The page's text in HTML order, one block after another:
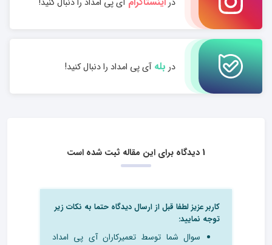
در بلهآی پی امداد را دنبال کنید!
1 دیدگاه برای این مقاله ثبت شده است
کاربر عزیز لطفا قبل از ارسال دیدگاه حتما به نکات زیر
توجه نمایید:
سوال شما توسط تعمیرکاران آی پی امداد